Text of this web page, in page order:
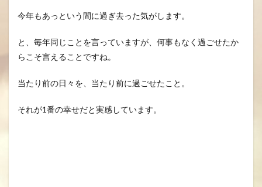
今年もあっという間に過ぎ去った気がします。
と、毎年同じことを言っていますが、何事もなく過ごせたか
らこそ言えることですね。
当たり前の日々を、当たり前に過ごせたこと。
それが1番の幸せだと実感しています。